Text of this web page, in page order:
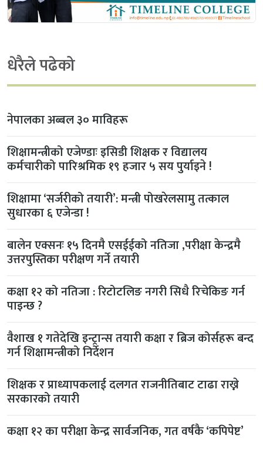
धेरैले पढेको
नेपालका अब्बल ३० माविहरू
शिक्षामन्त्रीको एजेण्डाः इसिडी शिक्षक र विद्यालय
कर्मचारीको पारिश्रमिक १९ हजार ५ सय पुर्याइने !
शिक्षामा ‘सर्जरीको तयारी’: मन्त्री पोखरेलसामु तत्काल
सुधारका ६ एजेन्डा !
बालेन एक्सनः १५ दिनमै एसईईको नतिजा ,परीक्षा केन्द्रमै
उत्तरपुस्तिका परीक्षण गर्ने तयारी
कक्षा १२ को नतिजा : रिटोटलिङ नगरी सिधै रिचेकिङ गर्न
पाइन्छ ?
वैशाख १ गतेदेखि इन्ट्रान्स तयारी कक्षा र ब्रिज कोर्सहरू बन्द
गर्न शिक्षामन्त्रीको निर्देशन
शिक्षक र प्राध्यापकलाई दलगत राजनीतिबाट टाढा राख्ने
सरकारको तयारी
कक्षा १२ का परीक्षा केन्द्र सार्वजनिक, गत वर्षकै ‘कपिपेष्ट’